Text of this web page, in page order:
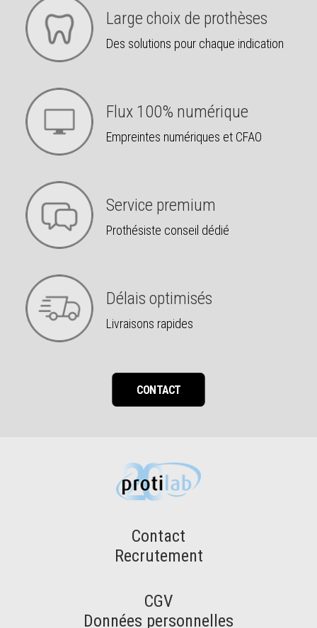
Large choix de prothèses
Des solutions pour chaque indication
Flux 100% numérique
Empreintes numériques et CFAO
Service premium
Prothésiste conseil dédié
Délais optimisés
Livraisons rapides
CONTACT
Contact
Recrutement
CGV
Données personnelles